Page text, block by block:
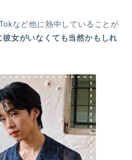
など他に熱中していることが
彼女がいなくても当然かもしれ